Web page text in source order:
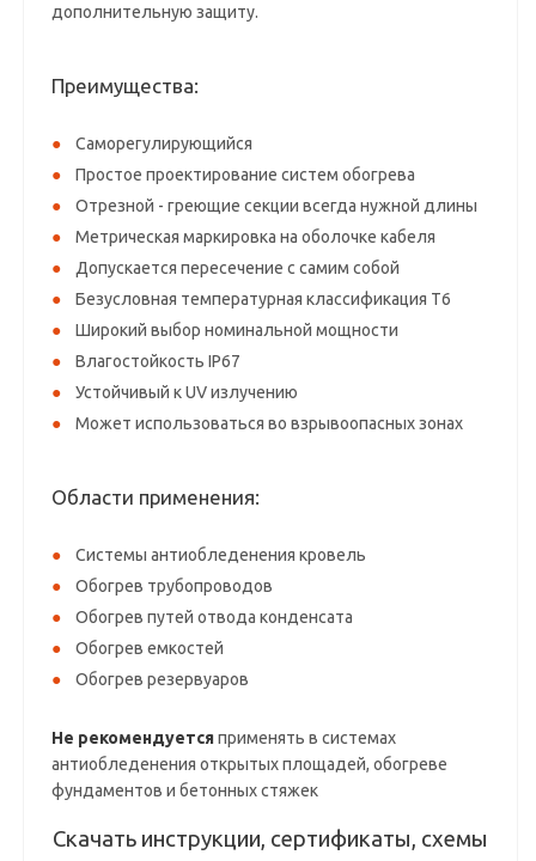
дополнительную защиту.
Преимущества:
Саморегулирующийся
Простое проектирование систем обогрева
Отрезной - греющие секции всегда нужной длины
Метрическая маркировка на оболочке кабеля
Допускается пересечение с самим собой
Безусловная температурная классификация T6
Широкий выбор номинальной мощности
Влагостойкость IP67
Устойчивый к UV излучению
Может использоваться во взрывоопасных зонах
Области применения:
Системы антиобледенения кровель
Обогрев трубопроводов
Обогрев путей отвода конденсата
Обогрев емкостей
Обогрев резервуаров
Не рекомендуетсяприменять в системах
антиобледенения открытых площадей, обогреве
фундаментов и бетонных стяжек
Скачать инструкции, сертификаты, схемы